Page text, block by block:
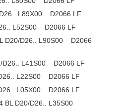
L89X00 D2066 LF
L52S00 D2066 LF
D20/D26.. L90S00 D2066
D26.. L41S00 D2066 LF
L22S00 D2066 LF
L05X00 D2066 LF
BL D20/D26.. L35S00